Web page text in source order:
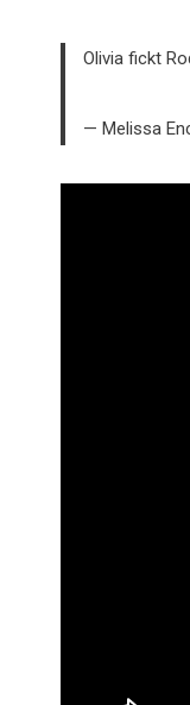
Olivia fickt
— Melissa